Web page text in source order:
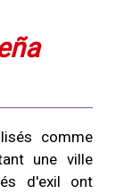
comme
une ville
d'exil ont